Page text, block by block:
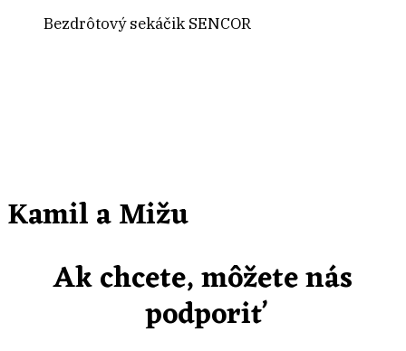
Bezdrôtový sekáčik SENCOR
Kamil a Mižu
Ak chcete, môžete nás
podporiť